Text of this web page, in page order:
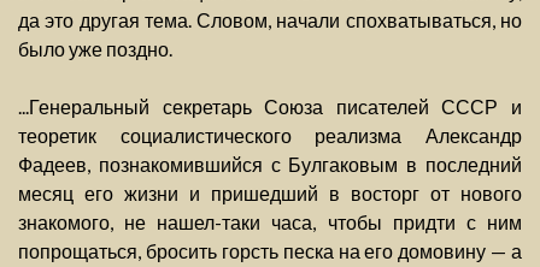
да это другая тема. Словом, начали спохватываться, но
было уже поздно.
...Генеральный секретарь Союза писателей СССР и
теоретик социалистического реализма Александр
Фадеев, познакомившийся с Булгаковым в последний
месяц его жизни и пришедший в восторг от нового
знакомого, не нашел-таки часа, чтобы придти с ним
попрощаться, бросить горсть песка на его домовину — а